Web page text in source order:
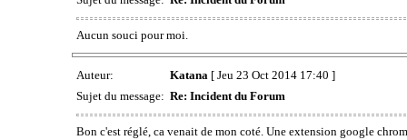
Aucun souci pour moi.
Auteur: Katana [ Jeu 23 Oct 2014 17:40 ]
Sujet du message: Re: Incident du Forum
Bon c'est réglé, ca venait de mon coté. Une extension google